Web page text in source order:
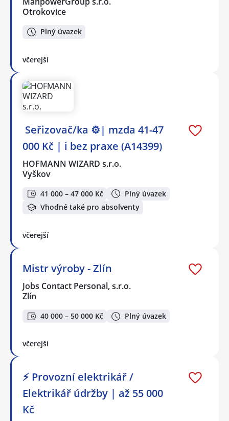
Otrokovice
Plný úvazek
včerejší
️ Seřizovač/ka ⚙️| mzda 41-47
000 Kč | i bez praxe (A14399)
HOFMANN WIZARD s.r.o.
Vyškov
41 000 – 47 000 Kč
Plný úvazek
Vhodné také pro absolventy
včerejší
Mistr výroby - Zlín
Jobs Contact Personal, s.r.o.
Zlín
40 000 – 50 000 Kč Plný úvazek
včerejší
⚡ Provozní elektrikář /
Elektrikář údržby | až 55 000
Kč